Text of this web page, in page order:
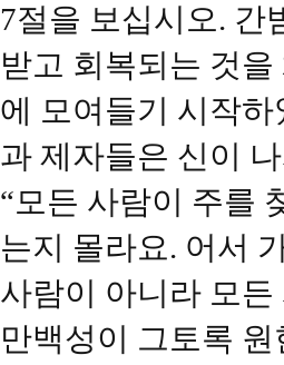
7절을 보십시오. 간
받고 회복되는 것
에 모여들기 시작
과 제자들은 신이
“모든 사람이 주를
는지 몰라요. 어서
사람이 아니라 모
만백성이 그토록